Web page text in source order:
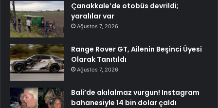
Çanakkale’de otobüs devrildi;
yaralılar var
Ağustos 7, 2026
Range Rover GT, Ailenin Beşinci Üyesi
Olarak Tanıtıldı
Ağustos 7, 2026
Bali’de akılalmaz vurgun! Instagram
bahanesiyle 14 bin dolar çaldı